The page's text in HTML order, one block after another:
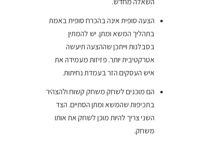
הצעה סופית אינה בהכרח סופית באמת
בתהליך המשא ומתן. יש להמתין
בסבלנות וייתכן שההצעה תיעשה
אטרקטיבית יותר. פזיזות מעמידה את
איש העסקים הזר בעמדת נחיתות.
הם מוכנים לשחק משחק קשוח ולהצהיר
בתכיפות שהמשא ומתן הסתיים. הצד
השני צריך להיות מוכן לשחק את אותו
משחק.